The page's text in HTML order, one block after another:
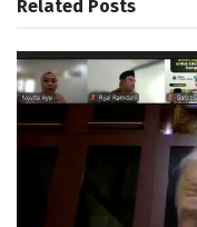
Related Posts